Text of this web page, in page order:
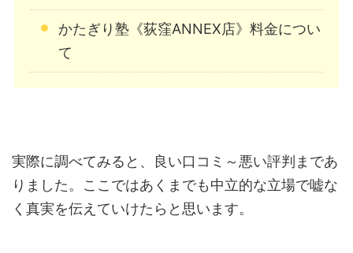
かたぎり塾《荻窪ANNEX店》料金につい
て
実際に調べてみると、良い口コミ～悪い評判まであ
りました。ここではあくまでも中立的な立場で嘘な
く真実を伝えていけたらと思います。